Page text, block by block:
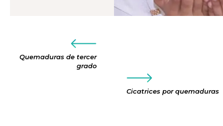
Quemaduras de tercer
grado
Cicatrices por quemaduras